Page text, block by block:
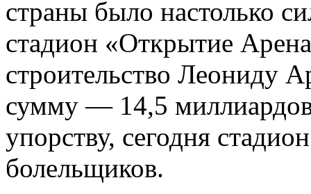
страны было настолько
стадион «Открытие
строительство Леониду
сумму — 14,5
упорству, сегодня
болельщиков.